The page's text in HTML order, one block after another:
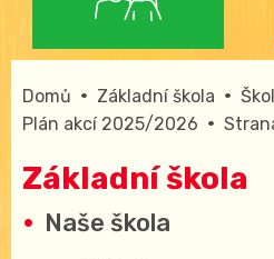
Domů • Základní škola •
Plán akcí 2025/2026 •
Základní škola
Naše škola